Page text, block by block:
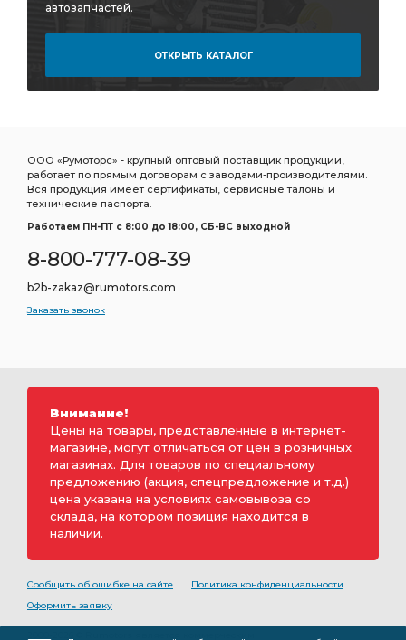
автозапчастей.
ОТКРЫТЬ КАТАЛОГ
ООО «Румоторс» - крупный оптовый поставщик продукции,
работает по прямым договорам с заводами-производителями.
Вся продукция имеет сертификаты, сервисные талоны и
технические паспорта.
Работаем ПН-ПТ c 8:00 до 18:00, СБ-ВС выходной
8-800-777-08-39
b2b-zakaz@rumotors.com
Заказать звонок
Внимание!
Цены на товары, представленные в интернет-
магазине, могут отличаться от цен в розничных
магазинах. Для товаров по специальному
предложению (акция, спецпредложение и т.д.)
цена указана на условиях самовывоза со
склада, на котором позиция находится в
наличии.
Сообщить об ошибке на сайте
Политика конфиденциальности
Оформить заявку